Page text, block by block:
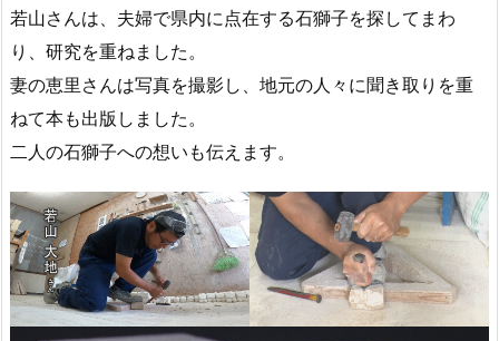
若山さんは、夫婦で県内に点在する石獅子を探してまわ
り、研究を重ねました。
妻の恵里さんは写真を撮影し、地元の人々に聞き取りを重
ねて本も出版しました。
二人の石獅子への想いも伝えます。